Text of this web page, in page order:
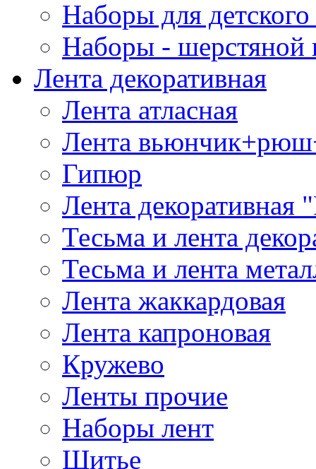
Наборы для
Наборы - шерстяной
Лента декоративная
Лента атласная
Лента
Гипюр
Лента декоративная
Тесьма и лента
Тесьма и лента
Лента жаккардовая
Лента капроновая
Кружево
Ленты прочие
Наборы лент
Шитье